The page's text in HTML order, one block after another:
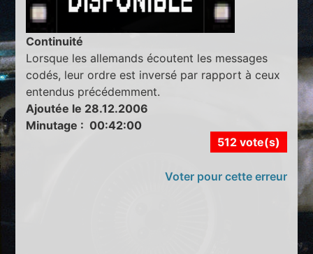
Continuité
Lorsque les allemands écoutent les messages
codés, leur ordre est inversé par rapport à ceux
entendus précédemment.
Ajoutée le 28.12.2006
Minutage : 00:42:00
512 vote(s)
Voter pour cette erreur